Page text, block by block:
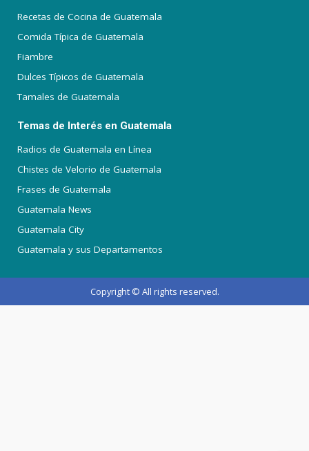
Recetas de Cocina de Guatemala
Comida Típica de Guatemala
Fiambre
Dulces Típicos de Guatemala
Tamales de Guatemala
Temas de Interés en Guatemala
Radios de Guatemala en Línea
Chistes de Velorio de Guatemala
Frases de Guatemala
Guatemala News
Guatemala City
Guatemala y sus Departamentos
Copyright © All rights reserved.